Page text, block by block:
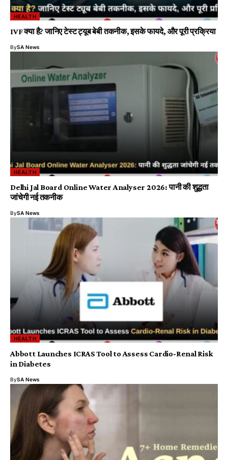
HEALTH
IVF क्या है? जानिए टेस्ट ट्यूब बेबी तकनीक, इसके फायदे, और पूरी प्रक्रिया
BySA News
HEALTH
Delhi Jal Board Online Water Analyser 2026: पानी की शुद्धता
जांचेगी नई तकनीक
BySA News
HEALTH
Abbott Launches ICRAS Tool to Assess Cardio-Renal Risk
in Diabetes
BySA News